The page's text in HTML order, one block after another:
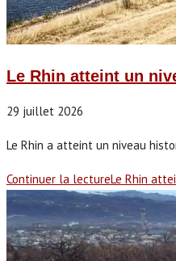
Le Rhin atteint un
29 juillet 2026
Le Rhin a atteint un niveau
Continuer la lectureLe Rhin